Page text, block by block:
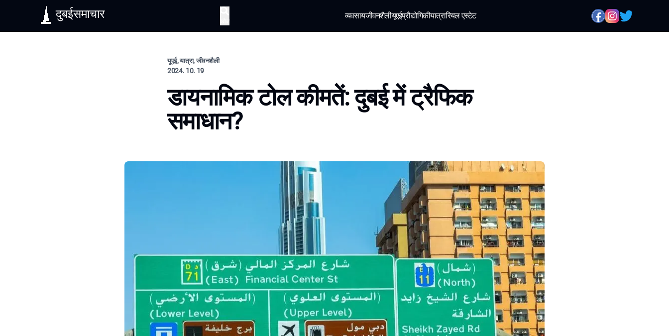
दुबईसमाचार व्यवसायजीवनशैलीयूएईप्रौद्योगिकीयात्रारियल एस्टेट
यूएई, यात्रा, जीवनशैली
2024. 10. 19
डायनामिक टोल कीमतें: दुबई में ट्रैफिक
समाधान?